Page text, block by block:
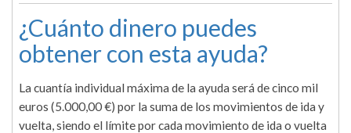
¿Cuánto dinero puedes
obtener con esta ayuda?
La cuantía individual máxima de la ayuda será de cinco mil
euros (5.000,00 €) por la suma de los movimientos de ida y
vuelta, siendo el límite por cada movimiento de ida o vuelta